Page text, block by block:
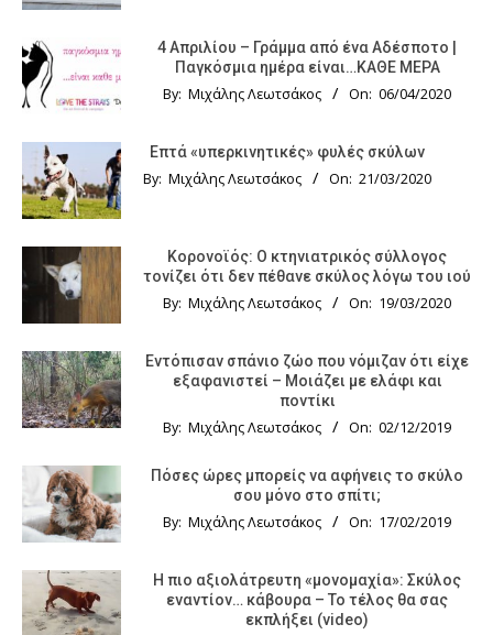
4 Απριλίου – Γράμμα από ένα Αδέσποτο |
Παγκόσμια ημέρα είναι…ΚΑΘΕ ΜΕΡΑ
By: Μιχάλης Λεωτσάκος On: 06/04/2020
Επτά «υπερκινητικές» φυλές σκύλων
By: Μιχάλης Λεωτσάκος On: 21/03/2020
Κορονοϊός: Ο κτηνιατρικός σύλλογος
τονίζει ότι δεν πέθανε σκύλος λόγω του ιού
By: Μιχάλης Λεωτσάκος On: 19/03/2020
Εντόπισαν σπάνιο ζώο που νόμιζαν ότι είχε
εξαφανιστεί – Μοιάζει με ελάφι και
ποντίκι
By: Μιχάλης Λεωτσάκος On: 02/12/2019
Πόσες ώρες μπορείς να αφήνεις το σκύλο
σου μόνο στο σπίτι;
By: Μιχάλης Λεωτσάκος On: 17/02/2019
Η πιο αξιολάτρευτη «μονομαχία»: Σκύλος
εναντίον… κάβουρα – Το τέλος θα σας
εκπλήξει (video)